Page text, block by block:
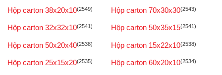
Hộp carton 38x20x10(2549) Hộp carton 70x30x30(2543)
Hộp carton 32x32x10(2541) Hộp carton 50x35x15(2541)
Hộp carton 50x20x40(2538) Hộp carton 15x22x10(2538)
Hộp carton 25x15x20(2535) Hộp carton 60x20x10(2534)